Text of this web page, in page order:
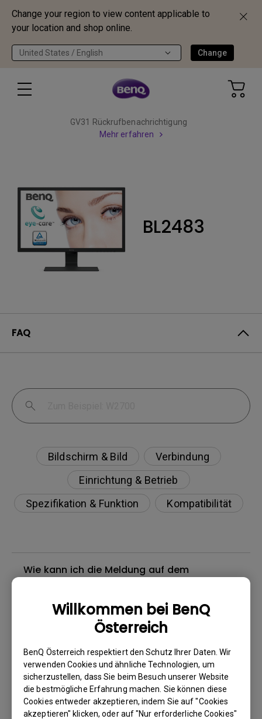
Change your region to view content applicable to
your location and shop online.
United States / English Change
Willkommen bei BenQ
Österreich
BenQ Österreich respektiert den Schutz Ihrer Daten. Wir
verwenden Cookies und ähnliche Technologien, um
sicherzustellen, dass Sie beim Besuch unserer Website
die bestmögliche Erfahrung machen. Sie können diese
Cookies entweder akzeptieren, indem Sie auf "Cookies
akzeptieren" klicken, oder auf "Nur erforderliche Cookies"
GV31 Rückrufbenachrichtigung
Mehr erfahren
BL2483
FAQ
Bildschirm & Bild
Verbindung
Einrichtung & Betrieb
Spezifikation & Funktion
Kompatibilität
Wie kann ich die Meldung auf dem
„Bright Intelligence“ aktiviert ist?
Warum kann mein BenQ-Monitor über ein
USB-C(Typ C)-Kabel nicht ordnungsgemäß
angezeigt werden?
Wie kann ich Flimmern auf einem externen
Mac M1/M2-Monitor beheben?